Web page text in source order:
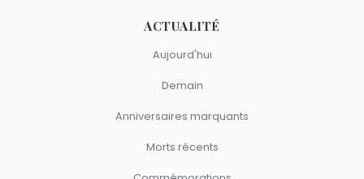
ACTUALITÉ
Aujourd'hui
Demain
Anniversaires marquants
Morts récents